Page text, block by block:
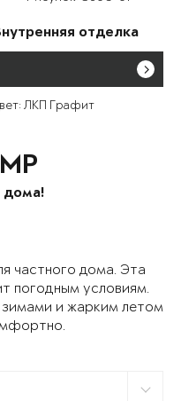
отделка
ЛКП Графит
дома!
частного дома. Эта
погодным условиям.
и жарким летом